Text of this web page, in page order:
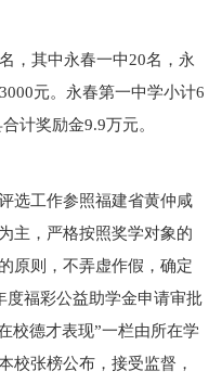
，其中永春一中20名，永
元。永春第一中学小计6
计奖励金9.9万元。
选工作参照福建省黄仲咸
主，严格按照奖学对象的
原则，不弄虚作假，确定
度福彩公益助学金申请审批
校德才表现”一栏由所在学
校张榜公布，接受监督，